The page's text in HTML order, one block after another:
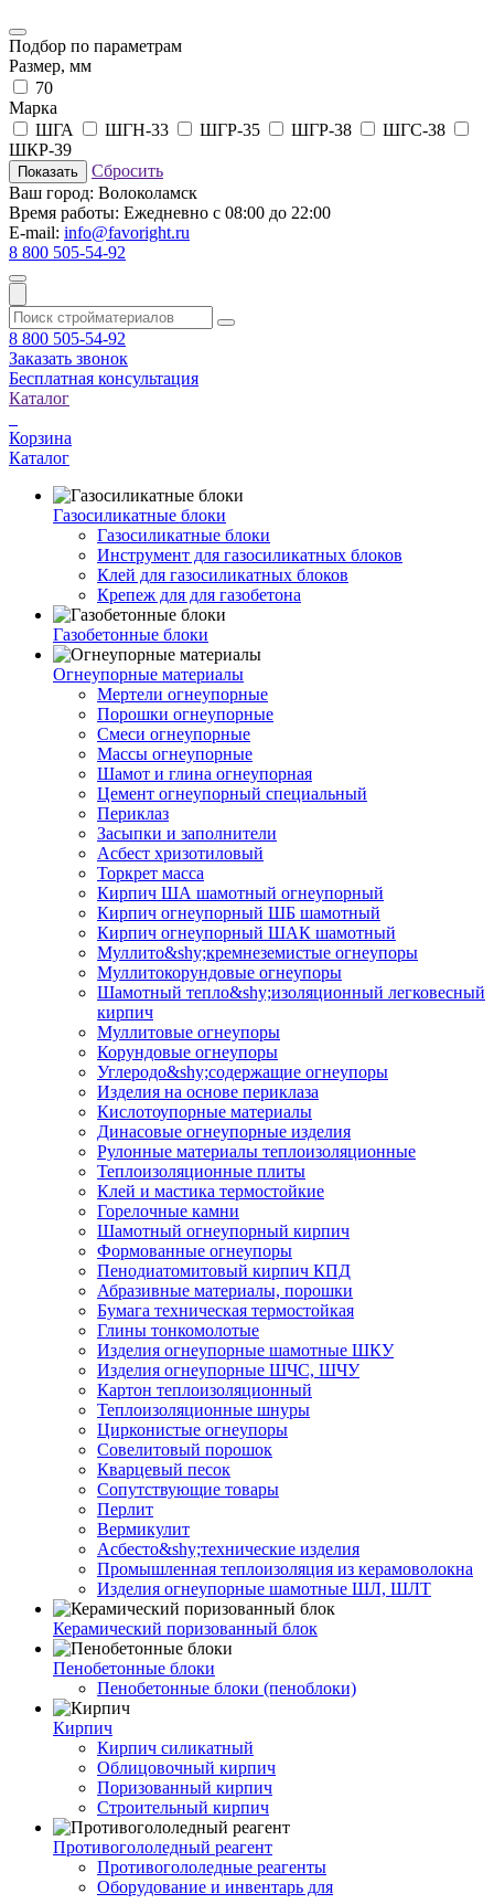
Подбор по параметрам
Размер, мм
70
Марка
ШГА
ШГН-33 ШГР-35 ШГР-38
ШГС-38
ШКР-39
Показать
Сбросить
Ваш город: Волоколамск
Время работы: Ежедневно с 08:00 до 22:00
E-mail: info@favoright.ru
8 800 505-54-92
8 800 505-54-92
Заказать звонок
Бесплатная консультация
Каталог
Корзина
Каталог
Газосиликатные блоки
Газосиликатные блоки
Инструмент для газосиликатных блоков
Клей для газосиликатных блоков
Крепеж для для газобетона
Газобетонные блоки
Огнеупорные материалы
Мертели огнеупорные
Порошки огнеупорные
Смеси огнеупорные
Массы огнеупорные
Шамот и глина огнеупорная
Цемент огнеупорный специальный
Периклаз
Засыпки и заполнители
Асбест хризотиловый
Торкрет масса
Кирпич ША шамотный огнеупорный
Кирпич огнеупорный ШБ шамотный
Кирпич огнеупорный ШАК шамотный
Муллито&shy;­кремнеземистые огнеупоры
Муллито­корундовые огнеупоры
Шамотный тепло&shy;изоляционный легковесный
кирпич
Муллитовые огнеупоры
Корундовые огнеупоры
Углеродо&shy;содержащие огнеупоры
Изделия на основе периклаза
Кислотоупорные материалы
Динасовые огнеупорные изделия
Рулонные материалы теплоизоляционные
Тепло­изоляционные плиты
Клей и мастика термостойкие
Горелочные камни
Шамотный огнеупорный кирпич
Формованные огнеупоры
Пенодиатомитовый кирпич КПД
Абразивные материалы, порошки
Бумага техническая термостойкая
Глины тонкомолотые
Изделия огнеупорные шамотные ШКУ
Изделия огнеупорные ШЧС, ШЧУ
Картон теплоизоляционный
Теплоизоляционные шнуры
Цирконистые огнеупоры
Совелитовый порошок
Кварцевый песок
Сопутствующие товары
Перлит
Вермикулит
Асбесто&shy;технические изделия
Промышленная теплоизоляция из керамоволокна
Изделия огнеупорные шамотные ШЛ, ШЛТ
Керамический поризованный блок
Пенобетонные блоки
Пенобетонные блоки (пеноблоки)
Кирпич
Кирпич силикатный
Облицовочный кирпич
Поризованный кирпич
Строительный кирпич
Противогололедный реагент
Противогололедные реагенты
Оборудование и инвентарь для